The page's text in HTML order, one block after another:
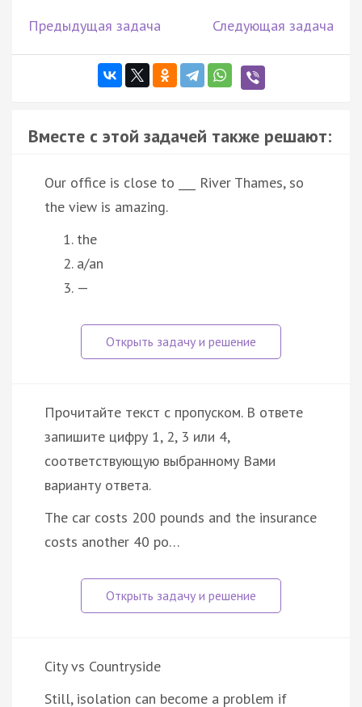
Предыдущая задача Следующая задача
Вместе с этой задачей также решают:
Our office is close to ___ River Thames, so
the view is amazing.
the
a/an
—
Прочитайте текст с пропуском. В ответе
запишите цифру 1, 2, 3 или 4,
соответствующую выбранному Вами
варианту ответа.
The car costs 200 pounds and the insurance
costs another 40 po…
City vs Countryside
Still, isolation can become a problem if